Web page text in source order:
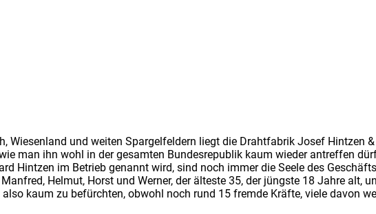
Wiesenland und weiten Spargelfeldern liegt die Drahtfabrik Josef Hintzen &
man ihn wohl in der gesamten Bundesrepublik kaum wieder antreffen
Hintzen im Betrieb genannt wird, sind noch immer die Seele des
Helmut, Horst und Werner, der älteste 35, der jüngste 18 Jahre alt,
kaum zu befürchten, obwohl noch rund 15 fremde Kräfte, viele davon